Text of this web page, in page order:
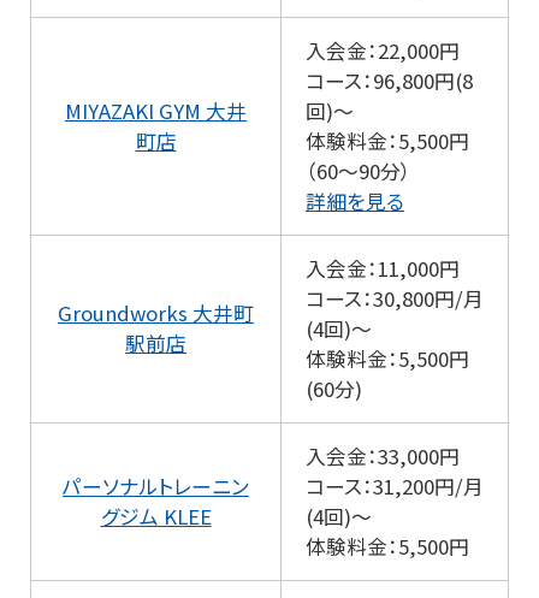
MIYAZAKI GYM 大井
町店
入会金：22,000円
コース：96,800円(8
回)～
体験料金：5,500円
（60～90分）
詳細を見る
Groundworks 大井町
駅前店
入会金：11,000円
コース：30,800円/月
(4回)～
体験料金：5,500円
(60分)
パーソナルトレーニン
グジム KLEE
入会金：33,000円
コース：31,200円/月
(4回)～
体験料金：5,500円